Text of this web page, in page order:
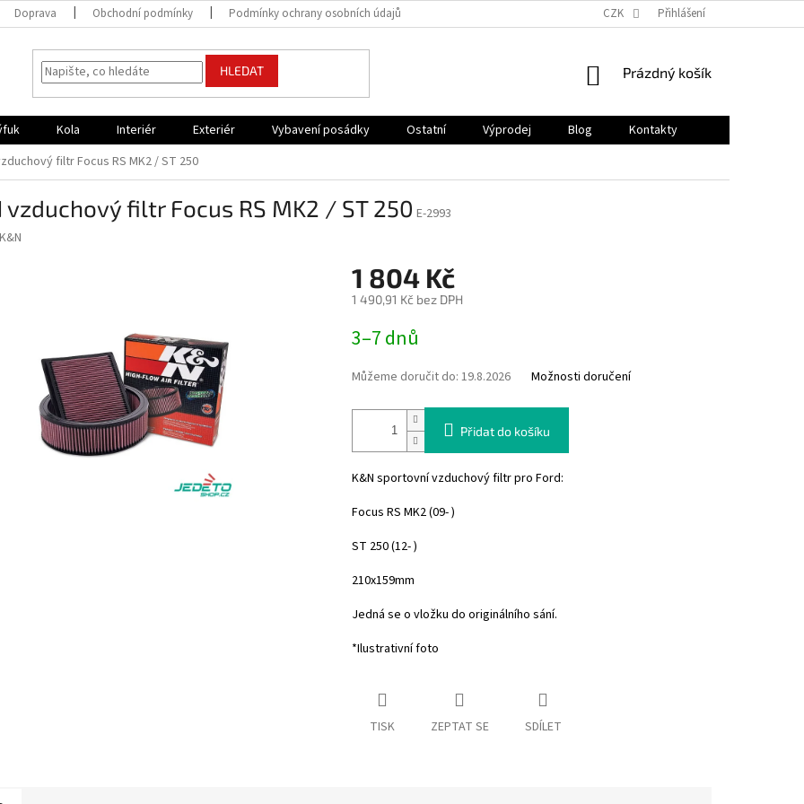
Doprava Obchodní podmínky Podmínky ochrany osobních údajů CZK Přihlášení
HLEDAT
NÁKUPNÍ
Prázdný košík
Kola Interiér Exteriér Vybavení posádky Ostatní Výprodej Blog
Kontakty
filtr Focus RS MK2 / ST 250
vzduchový filtr Focus RS MK2 / ST 250 E-2993
K&N
1 804 Kč
1 490,91 Kč bez DPH
cena:
3–7 dnů
Můžeme doručit do: 19.8.2026 Možnosti doručení
Přidat do košíku
K&N sportovní vzduchový filtr pro Ford:
Focus RS MK2 (09- )
ST 250 (12- )
210x159mm
Jedná se o vložku do originálního sání.
*Ilustrativní foto
TISK ZEPTAT SE SDÍLET